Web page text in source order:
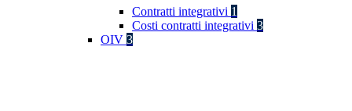
Contratti integrativi 1
Costi contratti integrativi 3
OIV 3